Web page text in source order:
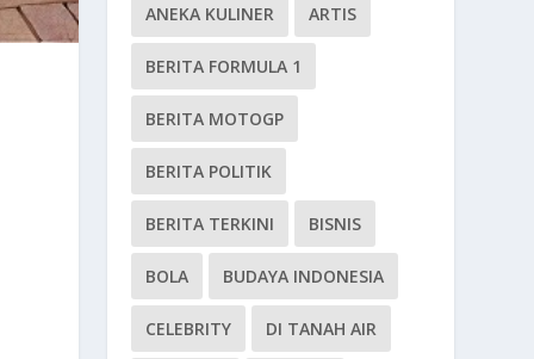
ANEKA KULINER ARTIS
BERITA FORMULA 1
BERITA MOTOGP
BERITA POLITIK
BERITA TERKINI BISNIS
BOLA BUDAYA INDONESIA
CELEBRITY DI TANAH AIR